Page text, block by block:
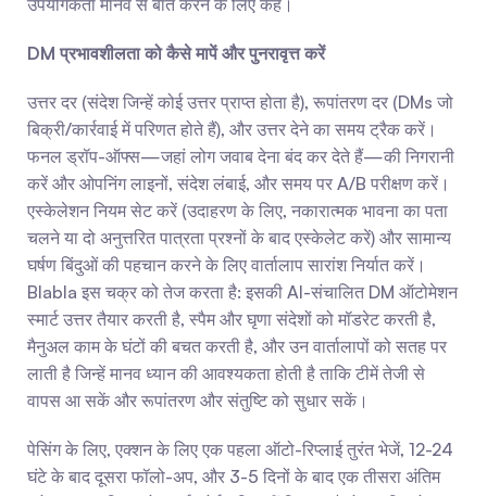
उपयोगकर्ता मानव से बात करने के लिए कहे।
DM प्रभावशीलता को कैसे मापें और पुनरावृत्त करें
उत्तर दर (संदेश जिन्हें कोई उत्तर प्राप्त होता है), रूपांतरण दर (DMs जो
बिक्री/कार्रवाई में परिणत होते हैं), और उत्तर देने का समय ट्रैक करें।
फनल ड्रॉप-ऑफ्स—जहां लोग जवाब देना बंद कर देते हैं—की निगरानी
करें और ओपनिंग लाइनों, संदेश लंबाई, और समय पर A/B परीक्षण करें।
एस्केलेशन नियम सेट करें (उदाहरण के लिए, नकारात्मक भावना का पता
चलने या दो अनुत्तरित पात्रता प्रश्नों के बाद एस्केलेट करें) और सामान्य
घर्षण बिंदुओं की पहचान करने के लिए वार्तालाप सारांश निर्यात करें।
Blabla इस चक्र को तेज करता है: इसकी AI-संचालित DM ऑटोमेशन
स्मार्ट उत्तर तैयार करती है, स्पैम और घृणा संदेशों को मॉडरेट करती है,
मैनुअल काम के घंटों की बचत करती है, और उन वार्तालापों को सतह पर
लाती है जिन्हें मानव ध्यान की आवश्यकता होती है ताकि टीमें तेजी से
वापस आ सकें और रूपांतरण और संतुष्टि को सुधार सकें।
पेसिंग के लिए, एक्शन के लिए एक पहला ऑटो-रिप्लाई तुरंत भेजें, 12-24
घंटे के बाद दूसरा फॉलो-अप, और 3-5 दिनों के बाद एक तीसरा अंतिम